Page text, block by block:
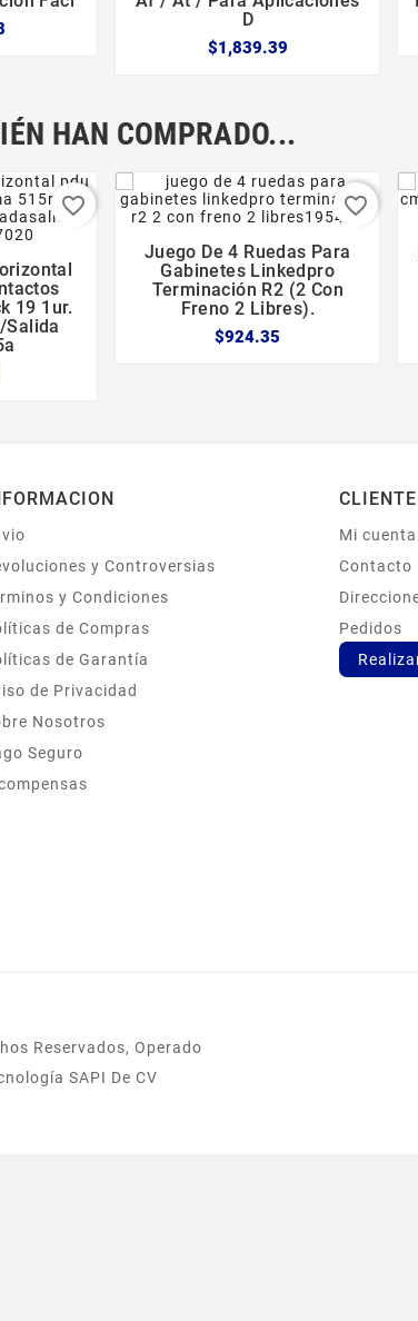
D
$1,839.39
HAN COMPRADO...

19 1ur.
salida
favorite_border
  
Juego De 4 Ruedas Para
Gabinetes Linkedpro
Terminación R2 (2 Con
Freno 2 Libres).
$924.35
favorite_border
y Controversias
y Condiciones
de Compras
de Garantía
de Privacidad
Nosotros
Seguro
CLIENTE
Mi cuenta
Contacto
Pedidos
Reservados, Operado
SAPI De CV